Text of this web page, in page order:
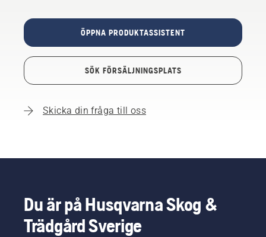
ÖPPNA PRODUKTASSISTENT
SÖK FÖRSÄLJNINGSPLATS
Skicka din fråga till oss
Du är på Husqvarna Skog &
Trädgård Sverige